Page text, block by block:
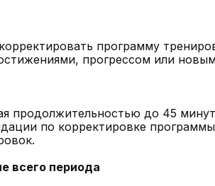
программу
прогрессом или
продолжительностью до 45
по корректировке
всего периода